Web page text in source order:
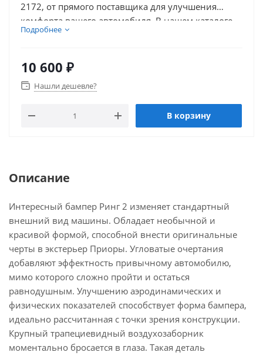
2172, от прямого поставщика для улучшения
комфорта вашего автомобиля. В нашем каталоге
так же присутствует множество товаров для
Подробнее
10 600 ₽
Нашли дешевле?
В корзину
Описание
Интересный бампер Ринг 2 изменяет стандартный
внешний вид машины. Обладает необычной и
красивой формой, способной внести оригинальные
черты в экстерьер Приоры. Угловатые очертания
добавляют эффектность привычному автомобилю,
мимо которого сложно пройти и остаться
равнодушным. Улучшению аэродинамических и
физических показателей способствует форма бампера,
идеально рассчитанная с точки зрения конструкции.
Крупный трапециевидный воздухозаборник
моментально бросается в глаза. Такая деталь